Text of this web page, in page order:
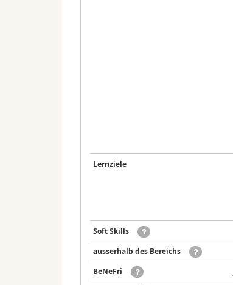
Lernziele
Soft Skills
ausserhalb des Bereichs
BeNeFri